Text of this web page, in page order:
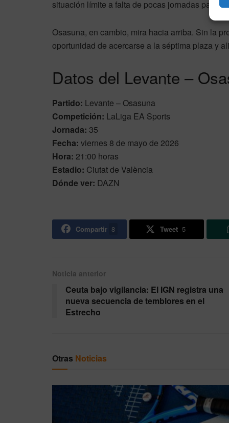
situación límite a falta de pocas jornadas para el
Osasuna, en cambio, mira hacia arriba. Sin la
oportunidad de acercarse a la séptima plaza y
Datos del Levante –
Partido: Levante – Osasuna
Competición: LaLiga EA Sports
Jornada: 35
Fecha: viernes 8 de mayo de 2026
Hora: 21:00 horas
Estadio: Ciutat de València
Dónde ver: DAZN
Compartir 8 Tweet 5
Noticia anterior
Ceuta bajo vigilancia: El IGN registra una
nueva secuencia de temblores en el
Estrecho
Otras Noticias